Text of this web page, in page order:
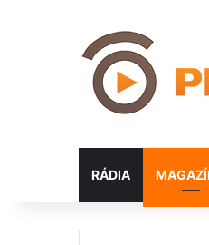
RÁDIA